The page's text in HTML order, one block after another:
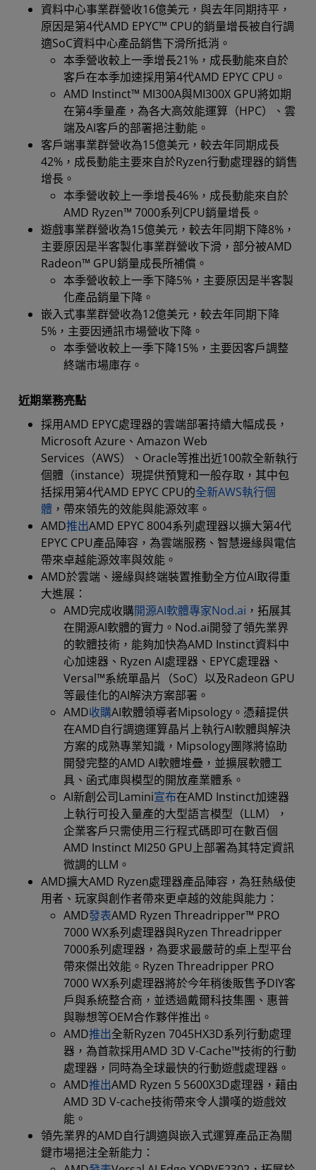
資料中心事業群營收16億美元，與去年同期持平，
原因是第4代AMD EPYC™ CPU的銷量增長被自行調
適SoC資料中心產品銷售下滑所抵消。
本季營收較上一季增長21%，成長動能來自於
客戶在本季加速採用第4代AMD EPYC CPU。
AMD Instinct™ MI300A與MI300X GPU將如期
在第4季量產，為各大高效能運算（HPC）、雲
端及AI客戶的部署挹注動能。
客戶端事業群營收為15億美元，較去年同期成長
42%，成長動能主要來自於Ryzen行動處理器的銷售
增長。
本季營收較上一季增長46%，成長動能來自於
AMD Ryzen™ 7000系列CPU銷量增長。
遊戲事業群營收為15億美元，較去年同期下降8%，
主要原因是半客製化事業群營收下滑，部分被AMD
Radeon™ GPU銷量成長所補償。
本季營收較上一季下降5%，主要原因是半客製
化產品銷量下降。
嵌入式事業群營收為12億美元，較去年同期下降
5%，主要因通訊市場營收下降。
本季營收較上一季下降15%，主要因客戶調整
終端市場庫存。
近期業務亮點
採用AMD EPYC處理器的雲端部署持續大幅成長，
Microsoft Azure、Amazon Web
Services（AWS）、Oracle等推出近100款全新執行
個體（instance）現提供預覽和一般存取，其中包
括採用第4代AMD EPYC CPU的全新AWS執行個
體 ，帶來領先的效能與能源效率。
AMD推出AMD EPYC 8004系列處理器以擴大第4代
EPYC CPU產品陣容，為雲端服務、智慧邊緣與電信
帶來卓越能源效率與效能。
AMD於雲端、邊緣與終端裝置推動全方位AI取得重
大進展：
AMD完成收購開源AI軟體專家Nod.ai ，拓展其
在開源AI軟體的實力。Nod.ai開發了領先業界
的軟體技術，能夠加快為AMD Instinct資料中
心加速器、Ryzen AI處理器、EPYC處理器、
Versal™系統單晶片（SoC）以及Radeon GPU
等最佳化的AI解決方案部署。
AMD收購AI軟體領導者Mipsology。憑藉提供
在AMD自行調適運算晶片上執行AI軟體與解決
方案的成熟專業知識，Mipsology團隊將協助
開發完整的AMD AI軟體堆疊，並擴展軟體工
具、函式庫與模型的開放產業體系。
AI新創公司Lamini宣布在AMD Instinct加速器
上執行可投入量產的大型語言模型（LLM），
企業客戶只需使用三行程式碼即可在數百個
AMD Instinct MI250 GPU上部署為其特定資訊
微調的LLM。
AMD擴大AMD Ryzen處理器產品陣容，為狂熱級使
用者、玩家與創作者帶來更卓越的效能與能力：
AMD發表AMD Ryzen Threadripper™ PRO
7000 WX系列處理器與Ryzen Threadripper
7000系列處理器，為要求最嚴苛的桌上型平台
帶來傑出效能。Ryzen Threadripper PRO
7000 WX系列處理器將於今年稍後販售予DIY客
戶與系統整合商，並透過戴爾科技集團、惠普
與聯想等OEM合作夥伴推出。
AMD推出全新Ryzen 7045HX3D系列行動處理
器，為首款採用AMD 3D V-Cache™技術的行動
處理器，同時為全球最快的行動遊戲處理器。
AMD推出AMD Ryzen 5 5600X3D處理器，藉由
AMD 3D V-cache技術帶來令人讚嘆的遊戲效
能。
領先業界的AMD自行調適與嵌入式運算產品正為關
鍵市場挹注全新能力：